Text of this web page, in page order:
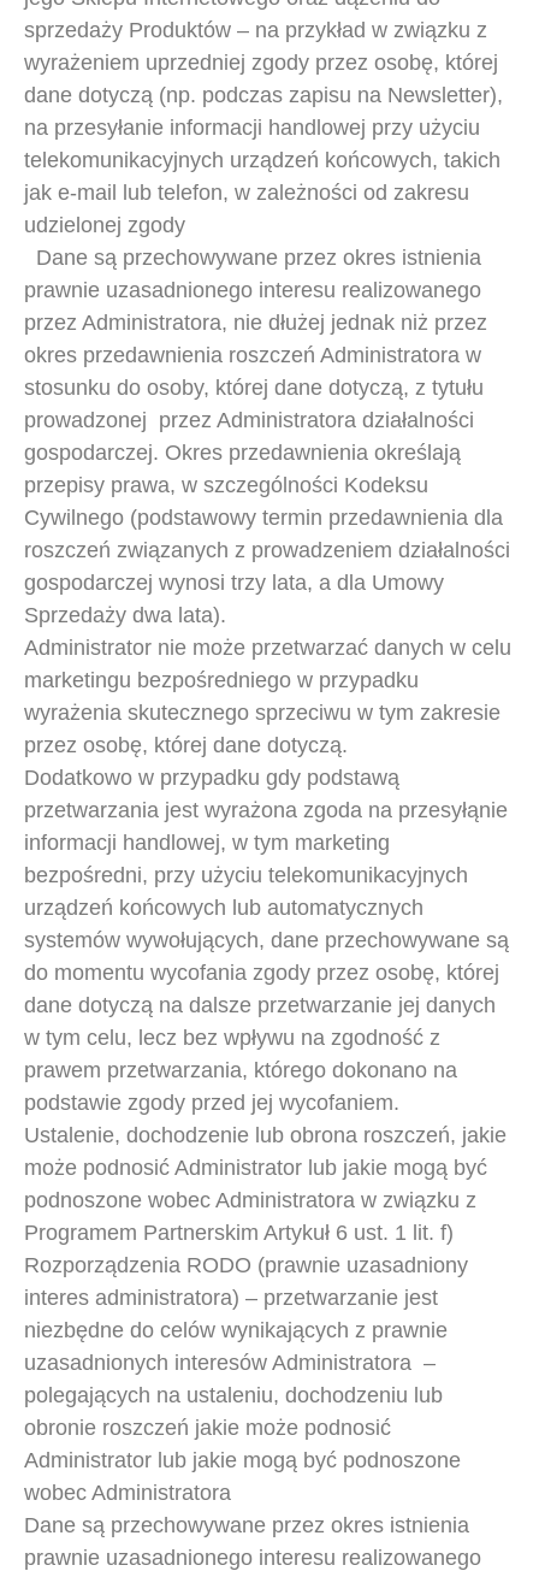
sprzedaży Produktów – na przykład w związku z
wyrażeniem uprzedniej zgody przez osobę, której
dane dotyczą (np. podczas zapisu na Newsletter),
na przesyłanie informacji handlowej przy użyciu
telekomunikacyjnych urządzeń końcowych, takich
jak e-mail lub telefon, w zależności od zakresu
udzielonej zgody
Dane są przechowywane przez okres istnienia
prawnie uzasadnionego interesu realizowanego
przez Administratora, nie dłużej jednak niż przez
okres przedawnienia roszczeń Administratora w
stosunku do osoby, której dane dotyczą, z tytułu
prowadzonej przez Administratora działalności
gospodarczej. Okres przedawnienia określają
przepisy prawa, w szczególności Kodeksu
Cywilnego (podstawowy termin przedawnienia dla
roszczeń związanych z prowadzeniem działalności
gospodarczej wynosi trzy lata, a dla Umowy
Sprzedaży dwa lata).
Administrator nie może przetwarzać danych w celu
marketingu bezpośredniego w przypadku
wyrażenia skutecznego sprzeciwu w tym zakresie
przez osobę, której dane dotyczą.
Dodatkowo w przypadku gdy podstawą
przetwarzania jest wyrażona zgoda na przesyłąnie
informacji handlowej, w tym marketing
bezpośredni, przy użyciu telekomunikacyjnych
urządzeń końcowych lub automatycznych
systemów wywołujących, dane przechowywane są
do momentu wycofania zgody przez osobę, której
dane dotyczą na dalsze przetwarzanie jej danych
w tym celu, lecz bez wpływu na zgodność z
prawem przetwarzania, którego dokonano na
podstawie zgody przed jej wycofaniem.
Ustalenie, dochodzenie lub obrona roszczeń, jakie
może podnosić Administrator lub jakie mogą być
podnoszone wobec Administratora w związku z
Programem Partnerskim Artykuł 6 ust. 1 lit. f)
Rozporządzenia RODO (prawnie uzasadniony
interes administratora) – przetwarzanie jest
niezbędne do celów wynikających z prawnie
uzasadnionych interesów Administratora –
polegających na ustaleniu, dochodzeniu lub
obronie roszczeń jakie może podnosić
Administrator lub jakie mogą być podnoszone
wobec Administratora
Dane są przechowywane przez okres istnienia
prawnie uzasadnionego interesu realizowanego